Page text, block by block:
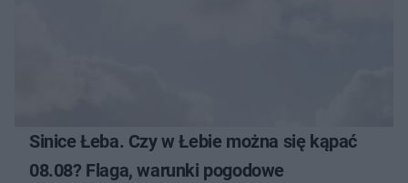
Sinice Łeba. Czy w Łebie można się kąpać
08.08? Flaga, warunki pogodowe